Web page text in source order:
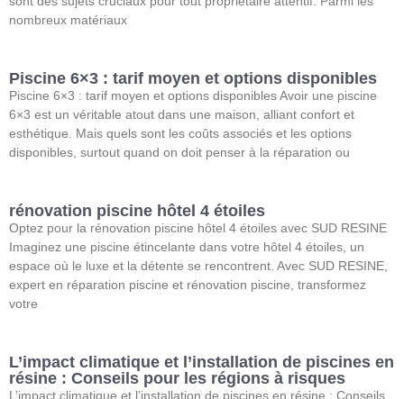
nombreux matériaux
Piscine 6×3 : tarif moyen et options disponibles
Piscine 6×3 : tarif moyen et options disponibles Avoir une piscine
6×3 est un véritable atout dans une maison, alliant confort et
esthétique. Mais quels sont les coûts associés et les options
disponibles, surtout quand on doit penser à la réparation ou
rénovation piscine hôtel 4 étoiles
Optez pour la rénovation piscine hôtel 4 étoiles avec SUD RESINE
Imaginez une piscine étincelante dans votre hôtel 4 étoiles, un
espace où le luxe et la détente se rencontrent. Avec SUD RESINE,
expert en réparation piscine et rénovation piscine, transformez
votre
L’impact climatique et l’installation de piscines en
résine : Conseils pour les régions à risques
L’impact climatique et l’installation de piscines en résine : Conseils